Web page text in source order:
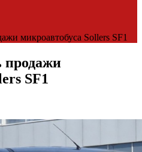
микроавтобуса Sollers SF1
продажи
SF1